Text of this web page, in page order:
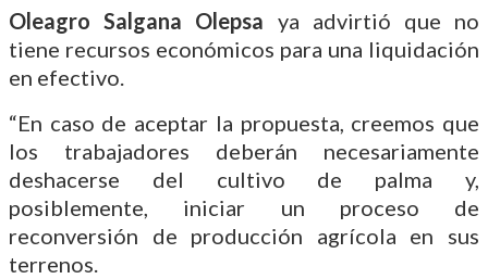
Oleagro Salgana Olepsa ya advirtió que no
tiene recursos económicos para una liquidación
en efectivo.
“En caso de aceptar la propuesta, creemos que
los trabajadores deberán necesariamente
deshacerse del cultivo de palma y,
posiblemente, iniciar un proceso de
reconversión de producción agrícola en sus
terrenos.